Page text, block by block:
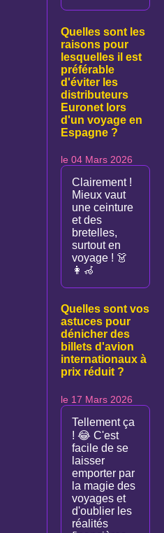
Quelles sont les
raisons pour
lesquelles il est
préférable
d'éviter les
distributeurs
Euronet lors
d'un voyage en
Espagne ?
le 04 Mars 2026
Clairement !
Mieux vaut
une ceinture
et des
bretelles,
surtout en
voyage ! 👗
👩‍🦽
Quelles sont vos
astuces pour
dénicher des
billets d'avion
internationaux à
prix réduit ?
le 17 Mars 2026
Tellement ça
! 😂 C'est
facile de se
laisser
emporter par
la magie des
voyages et
d'oublier les
réalités